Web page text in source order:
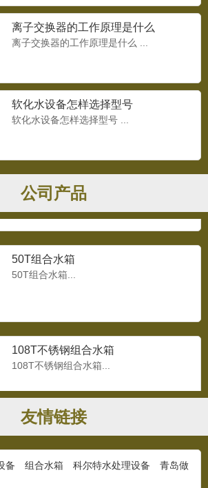
离子交换器的工作原理是什么
离子交换器的工作原理是什么 ...
软化水设备怎样选择型号
软化水设备怎样选择型号 ...
公司产品
24T组合水箱
50T组合水箱
50T组合水箱...
108T不锈钢组合水箱
108T不锈钢组合水箱...
200T组合水箱
200T组合水箱...
友情链接
备 组合水箱 科尔特水处理设备
青岛做